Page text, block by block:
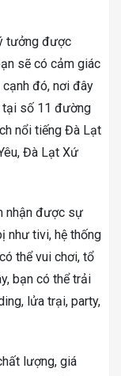
tưởng được
sẽ có cảm giác
đó, nơi đây
tại số 11 đường
nổi tiếng Đà Lạt
Đà Lạt Xứ
nhận được sự
như tivi, hệ thống
thể vui chơi, tổ
bạn có thể trải
lửa trại, party,
lượng, giá